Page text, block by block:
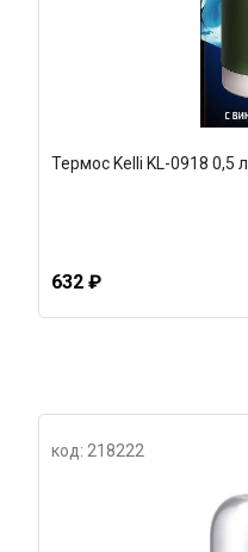
Термос Kelli KL-0918 0,5 л
632 ₽
код: 218222